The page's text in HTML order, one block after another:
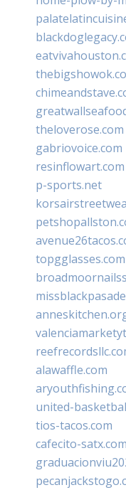
theloverose.com
gabriovoice.com
resinflowart.com
p-sports.net
topgglasses.com
alawaffle.com
united-
tios-tacos.com
cafecito-satx.com